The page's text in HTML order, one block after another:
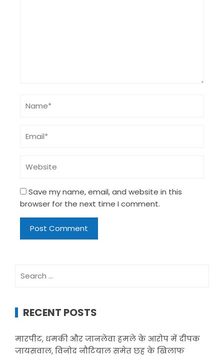
Save my name, email, and website in this
browser for the next time I comment.
for:
RECENT POSTS
मारपीट, धमकी और जानलेवा हमले के आरोप में दीपक
जायसवाल, विनोद नौटियाल समेत छह के खिलाफ